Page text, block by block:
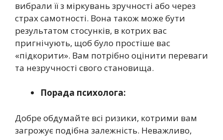
вибрали її з міркувань зручності або через
страх самотності. Вона також може бути
результатом стосунків, в котрих вас
пригнічують, щоб було простіше вас
«підкорити». Вам потрібно оцінити переваги
та незручності свого становища.
Порада психолога:
Добре обдумайте всі ризики, котрими вам
загрожує подібна залежність. Неважливо,